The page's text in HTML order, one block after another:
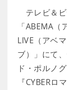
テレビ＆ビ
「ABEMA
LIVE（アベ
ブ）」にて
ド・ポルノ
『CYBERロ